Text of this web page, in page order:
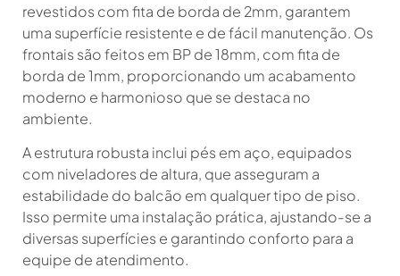
revestidos com fita de borda de 2mm, garantem
uma superfície resistente e de fácil manutenção. Os
frontais são feitos em BP de 18mm, com fita de
borda de 1mm, proporcionando um acabamento
moderno e harmonioso que se destaca no
ambiente.
A estrutura robusta inclui pés em aço, equipados
com niveladores de altura, que asseguram a
estabilidade do balcão em qualquer tipo de piso.
Isso permite uma instalação prática, ajustando-se a
diversas superfícies e garantindo conforto para a
equipe de atendimento.